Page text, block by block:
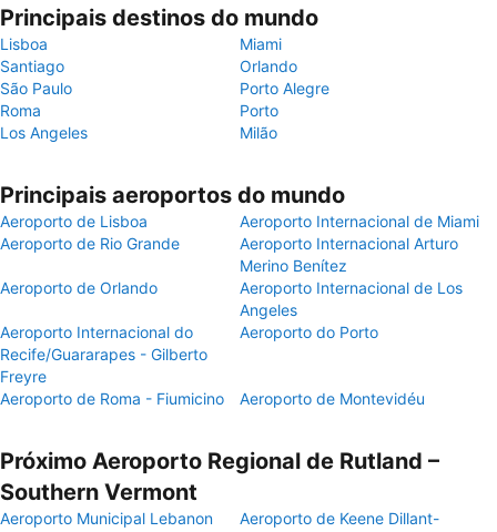
Principais destinos do mundo
Lisboa
Miami
Santiago
Orlando
São Paulo
Porto Alegre
Roma
Porto
Los Angeles
Milão
Principais aeroportos do mundo
Aeroporto de Lisboa
Aeroporto Internacional de Miami
Aeroporto de Rio Grande
Aeroporto Internacional Arturo
Merino Benítez
Aeroporto de Orlando
Aeroporto Internacional de Los
Angeles
Aeroporto Internacional do
Recife/Guararapes - Gilberto
Freyre
Aeroporto do Porto
Aeroporto de Roma - Fiumicino Aeroporto de Montevidéu
Próximo Aeroporto Regional de Rutland –
Southern Vermont
Aeroporto Municipal Lebanon
Aeroporto de Keene Dillant-